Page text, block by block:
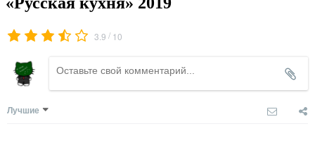
3.9 / 10
Лучшие